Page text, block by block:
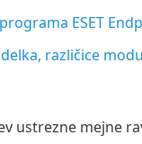
ESET
različice
ustrezne mejne